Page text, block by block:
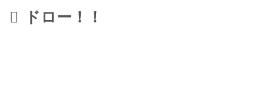
ドロー！！